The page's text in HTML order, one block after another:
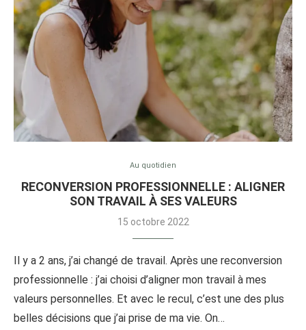
Au quotidien
RECONVERSION PROFESSIONNELLE : ALIGNER
SON TRAVAIL À SES VALEURS
15 octobre 2022
Il y a 2 ans, j’ai changé de travail. Après une reconversion
professionnelle : j’ai choisi d’aligner mon travail à mes
valeurs personnelles. Et avec le recul, c’est une des plus
belles décisions que j’ai prise de ma vie. On…